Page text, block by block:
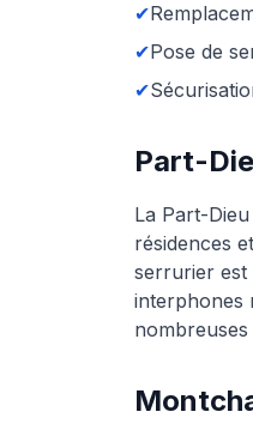
✔
✔Pose de
✔
Part-
La Part-
résidences
serrurier est
interphones